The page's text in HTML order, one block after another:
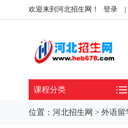
欢迎来到河北招生网！ 登录
课程分类
位置： 河北招生网 > 外语留